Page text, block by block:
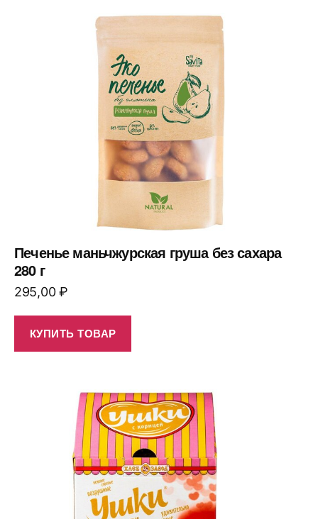
Печенье маньчжурская груша без сахара
280 г
295,00₽
КУПИТЬ ТОВАР